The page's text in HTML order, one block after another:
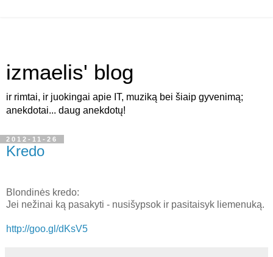
izmaelis' blog
ir rimtai, ir juokingai apie IT, muziką bei šiaip gyvenimą;
anekdotai... daug anekdotų!
2012-11-26
Kredo
Blondinės kredo:
Jei nežinai ką pasakyti - nusišypsok ir pasitaisyk liemenuką.
http://goo.gl/dKsV5